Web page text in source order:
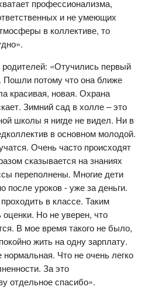
профессионализма,
и не умеющих
в коллективе, то
«Отучились первый
Пошли потому что она ближе
красивая, новая. Охрана
Зимний сад в холле – это
школы я нигде не видел. Ни в
в основном молодой.
Очень часто происходят
сказывается на знаниях
переполнены. Многие дети
после уроков - уже за деньги.
в классе. Таким
Но не уверен, что
В мое время такого не было,
жить на одну зарплату.
Что не очень легко
За это
отдельное спасибо».